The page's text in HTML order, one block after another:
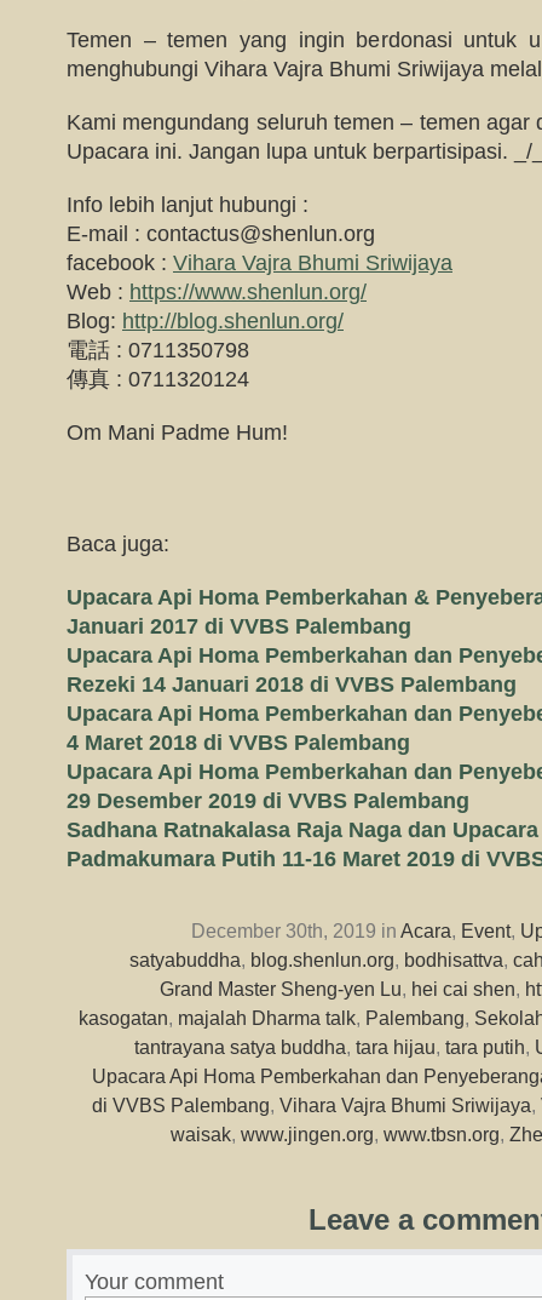
Temen – temen yang ingin berdonasi untuk
menghubungi Vihara Vajra Bhumi Sriwijaya
Kami mengundang seluruh temen – temen agar
Upacara ini. Jangan lupa untuk berpartisipasi. _/
Info lebih lanjut hubungi :
E-mail : contactus@shenlun.org
facebook : Vihara Vajra Bhumi Sriwijaya
Web : https://www.shenlun.org/
Blog: http://blog.shenlun.org/
電話 : 0711350798
傳真 : 0711320124
Om Mani Padme Hum!
Baca juga:
Upacara Api Homa Pemberkahan &
Januari 2017 di VVBS Palembang
Upacara Api Homa Pemberkahan dan
Rezeki 14 Januari 2018 di VVBS Palembang
Upacara Api Homa Pemberkahan dan
4 Maret 2018 di VVBS Palembang
Upacara Api Homa Pemberkahan dan
29 Desember 2019 di VVBS Palembang
Sadhana Ratnakalasa Raja Naga dan
Padmakumara Putih 11-16 Maret 2019 di
December 30th, 2019 in Acara, Event,
satyabuddha, blog.shenlun.org, bodhisattva,
Grand Master Sheng-yen Lu, hei cai shen,
kasogatan, majalah Dharma talk, Palembang,
tantrayana satya buddha, tara hijau, tara putih,
Upacara Api Homa Pemberkahan dan
di VVBS Palembang, Vihara Vajra Bhumi Sriwijaya,
waisak, www.jingen.org, www.tbsn.org,
Leave a
Your comment